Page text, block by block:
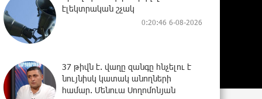
էլեկտրական շչակ
0:20:46 6-08-2026
37 թիվն է. վաղը զանգը հնչելու է
նույնիսկ կատակ անողների
համար. Մենուա Սողոմոնյան